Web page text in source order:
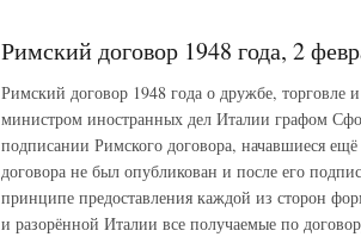
Римский договор 1948 года, 2
Римский договор 1948 года о дружбе,
министром иностранных дел Италии графом
подписании Римского договора, начавшиеся
договора не был опубликован и после его
принципе предоставления каждой из сторон
и разорённой Италии все получаемые по